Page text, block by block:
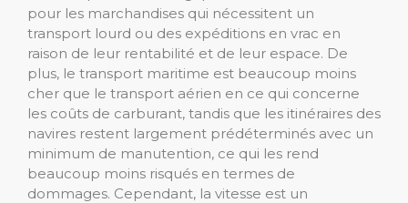
pour les marchandises qui nécessitent un
transport lourd ou des expéditions en vrac en
raison de leur rentabilité et de leur espace. De
plus, le transport maritime est beaucoup moins
cher que le transport aérien en ce qui concerne
les coûts de carburant, tandis que les itinéraires des
navires restent largement prédéterminés avec un
minimum de manutention, ce qui les rend
beaucoup moins risqués en termes de
dommages. Cependant, la vitesse est un